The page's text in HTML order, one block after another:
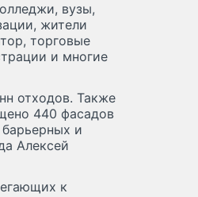
вузы,
жители
торговые
и многие
отходов. Также
440 фасадов
и
Алексей
к